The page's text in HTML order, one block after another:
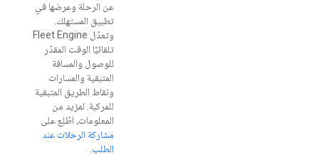
عن الرحلة وعرضها في
تطبيق المستهلك.
وتعدّل Fleet Engine
تلقائيًا الوقت المقدّر
للوصول والمسافة
المتبقية والمسارات
ونقاط الطريق المتبقية
للمركبة. لمزيد من
المعلومات، اطّلِع على
مشاركة الرحلات عند
الطلب